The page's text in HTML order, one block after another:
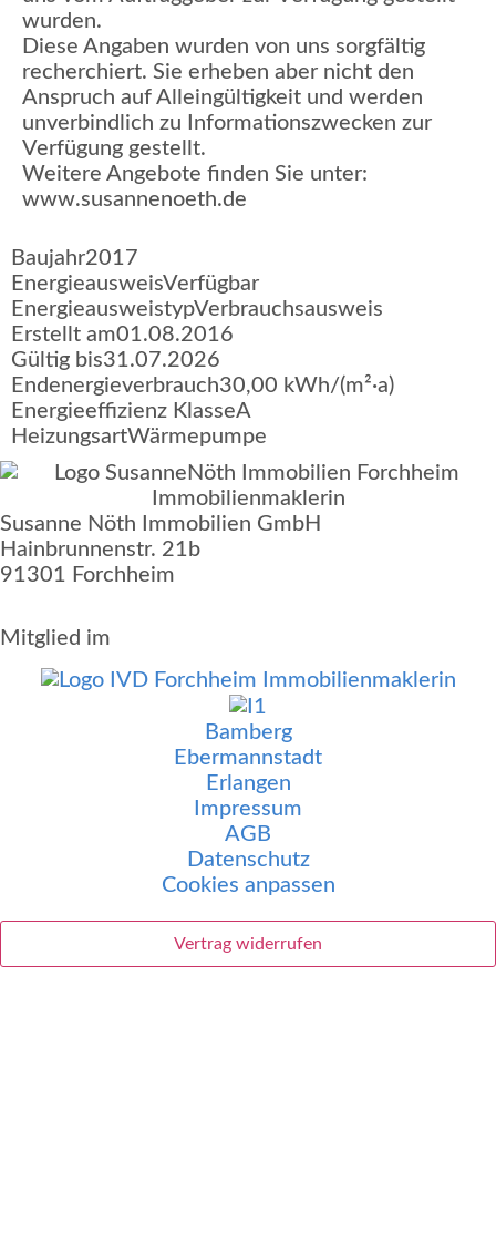
wurden.
Diese Angaben wurden von uns sorgfältig
recherchiert. Sie erheben aber nicht den
Anspruch auf Alleingültigkeit und werden
unverbindlich zu Informationszwecken zur
Verfügung gestellt.
Weitere Angebote finden Sie unter:
www.susannenoeth.de
Baujahr2017
EnergieausweisVerfügbar
Energie­ausweistypVerbrauchsausweis
Erstellt am01.08.2016
Gültig bis31.07.2026
Endenergieverbrauch30,00 kWh/(m²·a)
Energieeffizienz KlasseA
HeizungsartWärmepumpe
Susanne Nöth Immobilien GmbH
Hainbrunnenstr. 21b
91301 Forchheim
Mitglied im
Bamberg
Ebermannstadt
Erlangen
Impressum
AGB
Datenschutz
Cookies anpassen
Vertrag widerrufen